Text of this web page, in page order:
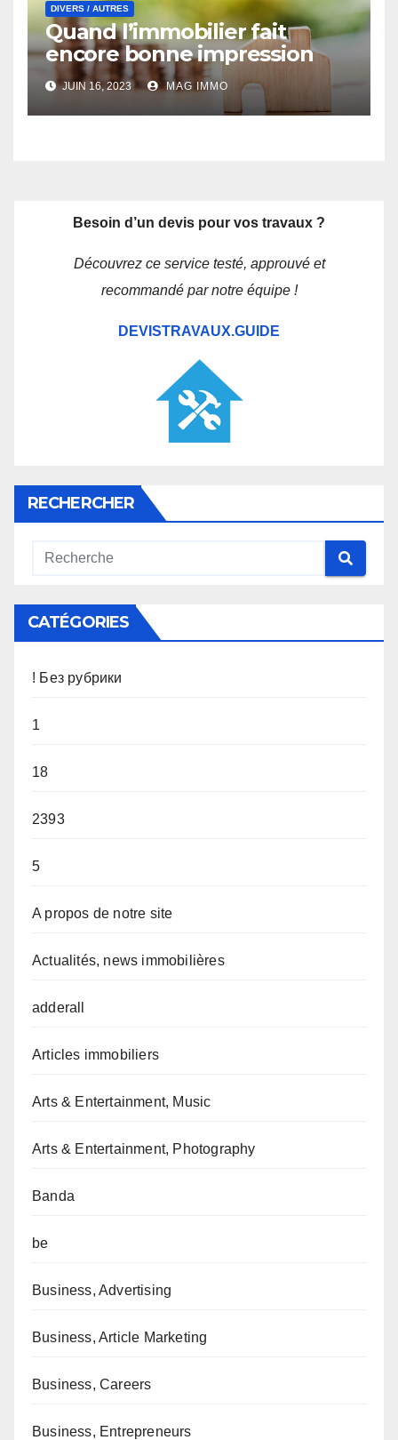
DIVERS / AUTRES
Quand l’immobilier fait
encore bonne impression
JUIN 16, 2023 MAG IMMO
Besoin d’un devis pour vos travaux ?
Découvrez ce service testé, approuvé et
recommandé par notre équipe !
DEVISTRAVAUX.GUIDE
RECHERCHER
CATÉGORIES
! Без рубрики
1
18
2393
5
A propos de notre site
Actualités, news immobilières
adderall
Articles immobiliers
Arts & Entertainment, Music
Arts & Entertainment, Photography
Banda
be
Business, Advertising
Business, Article Marketing
Business, Careers
Business, Entrepreneurs